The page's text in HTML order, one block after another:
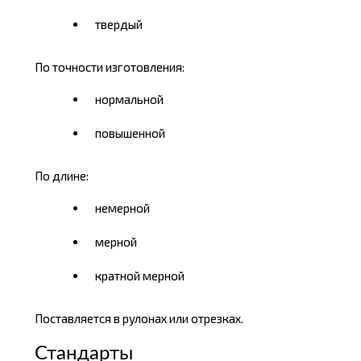
твердый
По точности изготовления:
нормальной
повышенной
По длине:
немерной
мерной
кратной мерной
Поставляется в рулонах или отрезках.
Стандарты